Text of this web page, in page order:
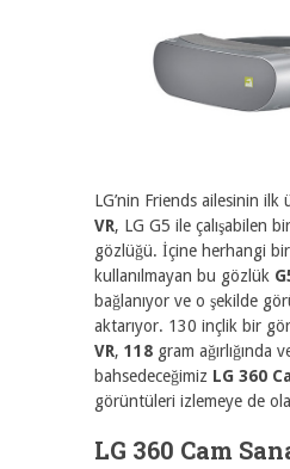
LG’nin Friends ailesinin ilk
VR, LG G5 ile çalışabilen
gözlüğü. İçine herhangi
kullanılmayan bu gözlük
bağlanıyor ve o şekilde
aktarıyor. 130 inçlik bir
VR, 118 gram ağırlığında
bahsedeceğimiz LG 360
görüntüleri izlemeye de
LG 360 Cam